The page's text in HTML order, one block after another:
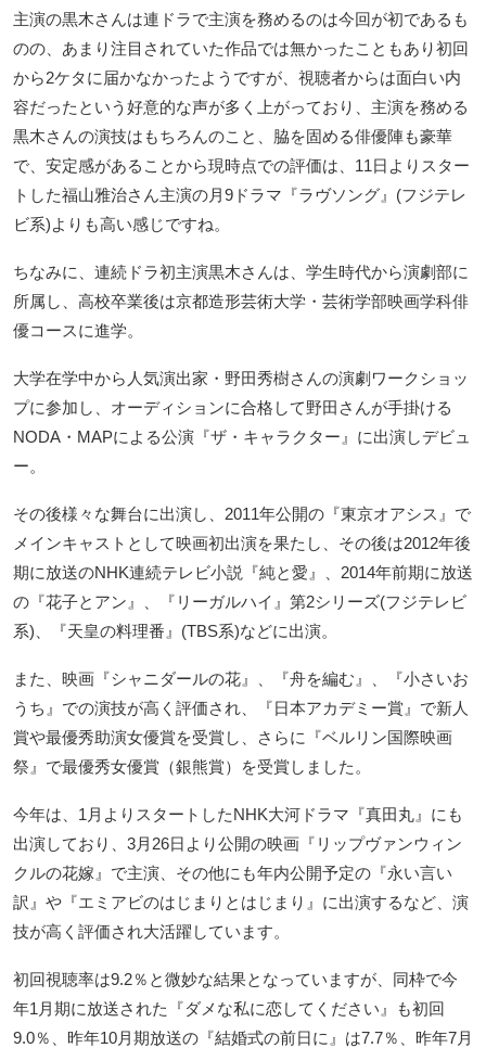
主演の黒木さんは連ドラで主演を務めるのは今回が初であるも
のの、あまり注目されていた作品では無かったこともあり初回
から2ケタに届かなかったようですが、視聴者からは面白い内
容だったという好意的な声が多く上がっており、主演を務める
黒木さんの演技はもちろんのこと、脇を固める俳優陣も豪華
で、安定感があることから現時点での評価は、11日よりスター
トした福山雅治さん主演の月9ドラマ『ラヴソング』(フジテレ
ビ系)よりも高い感じですね。
ちなみに、連続ドラ初主演黒木さんは、学生時代から演劇部に
所属し、高校卒業後は京都造形芸術大学・芸術学部映画学科俳
優コースに進学。
大学在学中から人気演出家・野田秀樹さんの演劇ワークショッ
プに参加し、オーディションに合格して野田さんが手掛ける
NODA・MAPによる公演『ザ・キャラクター』に出演しデビュ
ー。
その後様々な舞台に出演し、2011年公開の『東京オアシス』で
メインキャストとして映画初出演を果たし、その後は2012年後
期に放送のNHK連続テレビ小説『純と愛』、2014年前期に放送
の『花子とアン』、『リーガルハイ』第2シリーズ(フジテレビ
系)、『天皇の料理番』(TBS系)などに出演。
また、映画『シャニダールの花』、『舟を編む』、『小さいお
うち』での演技が高く評価され、『日本アカデミー賞』で新人
賞や最優秀助演女優賞を受賞し、さらに『ベルリン国際映画
祭』で最優秀女優賞（銀熊賞）を受賞しました。
今年は、1月よりスタートしたNHK大河ドラマ『真田丸』にも
出演しており、3月26日より公開の映画『リップヴァンウィン
クルの花嫁』で主演、その他にも年内公開予定の『永い言い
訳』や『エミアビのはじまりとはじまり』に出演するなど、演
技が高く評価され大活躍しています。
初回視聴率は9.2％と微妙な結果となっていますが、同枠で今
年1月期に放送された『ダメな私に恋してください』も初回
9.0％、昨年10月期放送の『結婚式の前日に』は7.7％、昨年7月